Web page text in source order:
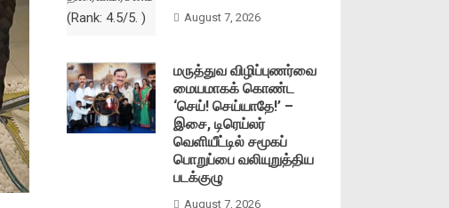
August 7, 2026
மருத்துவ விழிப்புணர்வை
மையமாகக் கொண்ட
‘செய்! செய்யாதே!’ –
இசை, டிரெய்லர்
வெளியீட்டில் சமூகப்
பொறுப்பை வலியுறுத்திய
படக்குழு
August 7, 2026